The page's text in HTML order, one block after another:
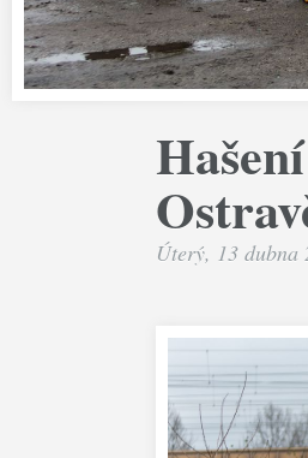
Úterý, 13 dubna